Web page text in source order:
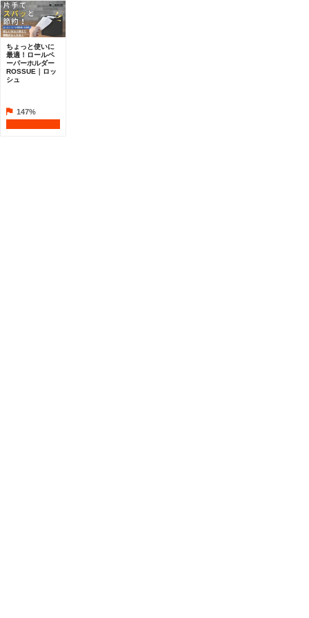
ちょっと使いに
最適！ロールペ
ーパーホルダー
ROSSUE｜ロッ
シュ
147%